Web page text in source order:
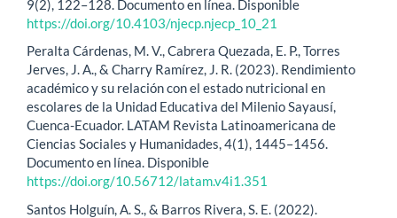
9(2), 122–128. Documento en línea. Disponible
https://doi.org/10.4103/njecp.njecp_10_21
Peralta Cárdenas, M. V., Cabrera Quezada, E. P., Torres
Jerves, J. A., & Charry Ramírez, J. R. (2023). Rendimiento
académico y su relación con el estado nutricional en
escolares de la Unidad Educativa del Milenio Sayausí,
Cuenca-Ecuador. LATAM Revista Latinoamericana de
Ciencias Sociales y Humanidades, 4(1), 1445–1456.
Documento en línea. Disponible
https://doi.org/10.56712/latam.v4i1.351
Santos Holguín, A. S., & Barros Rivera, S. E. (2022).